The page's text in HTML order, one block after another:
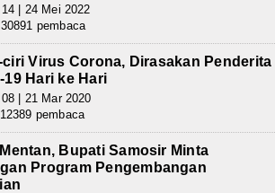
| 24 Mei 2022
pembaca
ciri Virus Corona, Dirasakan Penderita
19 Hari ke Hari
| 21 Mar 2020
pembaca
Bupati Samosir Minta
Program Pengembangan